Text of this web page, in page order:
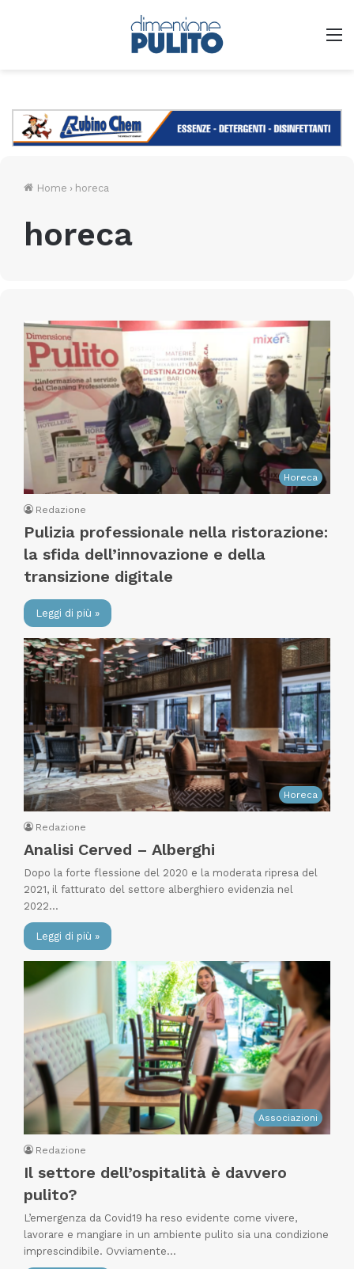
Home › horeca
horeca
Horeca
Redazione
Pulizia professionale nella ristorazione:
la sfida dell’innovazione e della
transizione digitale
Leggi di più »
Horeca
Redazione
Analisi Cerved – Alberghi
Dopo la forte flessione del 2020 e la moderata ripresa del
2021, il fatturato del settore alberghiero evidenzia nel
2022…
Leggi di più »
Associazioni
Redazione
Il settore dell’ospitalità è davvero
pulito?
L’emergenza da Covid19 ha reso evidente come vivere,
lavorare e mangiare in un ambiente pulito sia una condizione
imprescindibile. Ovviamente…